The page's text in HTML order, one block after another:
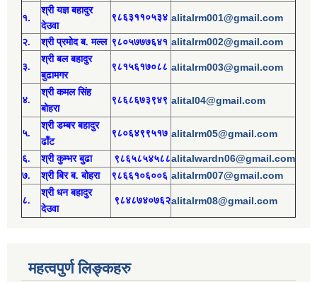
१.
श्री यज्ञ बहादुर
देउवा
९८६३११०५३४ alitalrm001@gmail.com
२. श्रीप्रमोदब. मल्ल ९८०५७७७६४१ alitalrm002@gmail.com
३.
श्रीबल बहादुर
बुढामगर
९८१५६१७०८८ alitalrm003@gmail.com
४.
श्री कमल सिंह
बोहरा
९८६८६७३९४९ alital04@gmail.com
५.
श्री डम्बर बहादुर
ढाँट
९८०६४९९५१७ alitalrm05@gmail.com
६. श्री कुम्भर बुढा ९८६५८५४५८८alitalwardn06@gmail.com
७. श्री बिर ब. बोहरा ९८६६१०६००६ alitalrm007@gmail.com
८.
श्री धन बहादुर
देउवा
९८४८७४०७६२alitalrm08@gmail.com
महत्वपुर्ण लिङ्कहरु